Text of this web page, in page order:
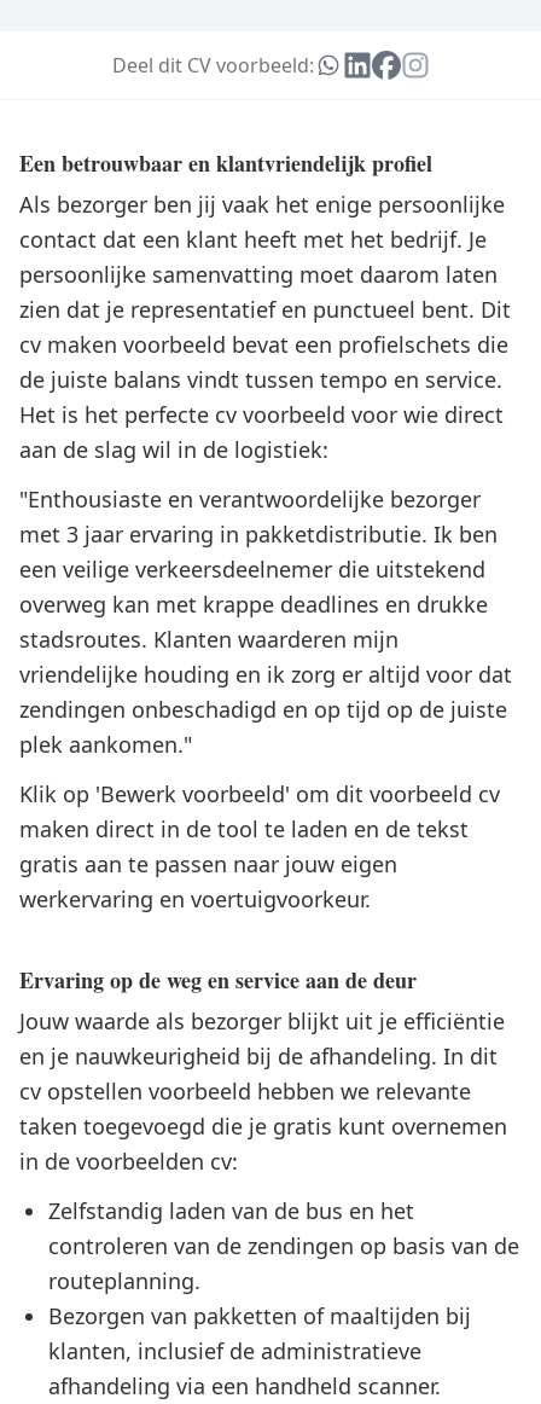
Deel dit CV voorbeeld:
Een betrouwbaar en klantvriendelijk profiel
Als bezorger ben jij vaak het enige persoonlijke
contact dat een klant heeft met het bedrijf. Je
persoonlijke samenvatting moet daarom laten
zien dat je representatief en punctueel bent. Dit
cv maken voorbeeld bevat een profielschets die
de juiste balans vindt tussen tempo en service.
Het is het perfecte cv voorbeeld voor wie direct
aan de slag wil in de logistiek:
"Enthousiaste en verantwoordelijke bezorger
met 3 jaar ervaring in pakketdistributie. Ik ben
een veilige verkeersdeelnemer die uitstekend
overweg kan met krappe deadlines en drukke
stadsroutes. Klanten waarderen mijn
vriendelijke houding en ik zorg er altijd voor dat
zendingen onbeschadigd en op tijd op de juiste
plek aankomen."
Klik op 'Bewerk voorbeeld' om dit voorbeeld cv
maken direct in de tool te laden en de tekst
gratis aan te passen naar jouw eigen
werkervaring en voertuigvoorkeur.
Ervaring op de weg en service aan de deur
Jouw waarde als bezorger blijkt uit je efficiëntie
en je nauwkeurigheid bij de afhandeling. In dit
cv opstellen voorbeeld hebben we relevante
taken toegevoegd die je gratis kunt overnemen
in de voorbeelden cv:
Zelfstandig laden van de bus en het
controleren van de zendingen op basis van de
routeplanning.
Bezorgen van pakketten of maaltijden bij
klanten, inclusief de administratieve
afhandeling via een handheld scanner.